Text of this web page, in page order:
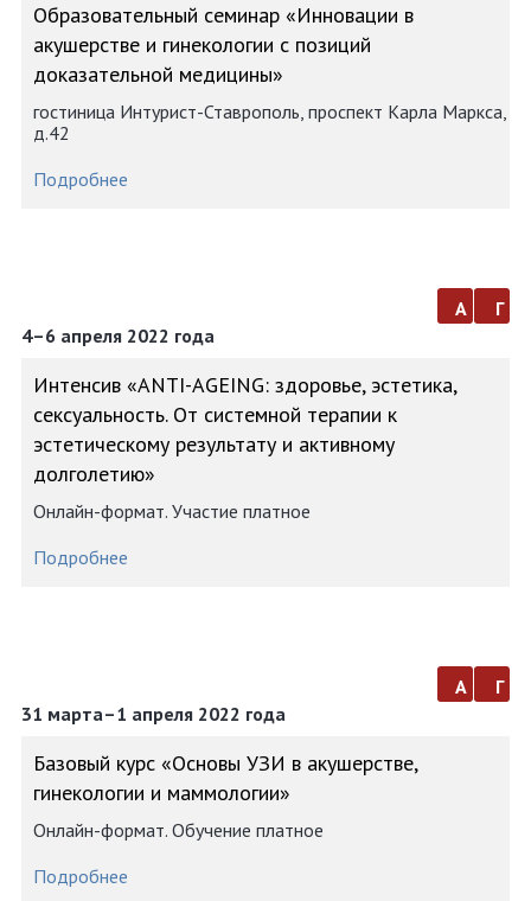
Образовательный семинар «Инновации в
акушерстве и гинекологии с позиций
доказательной медицины»
гостиница Интурист-Ставрополь, проспект Карла Маркса,
д.42
Подробнее
4–6 апреля 2022 года
а г
Интенсив «АNTI-AGEING: здоровье, эстетика,
сексуальность. От системной терапии к
эстетическому результату и активному
долголетию»
Онлайн-формат. Участие платное
Подробнее
31 марта–1 апреля 2022 года
а г
Базовый курс «Основы УЗИ в акушерстве,
гинекологии и маммологии»
Онлайн-формат. Обучение платное
Подробнее